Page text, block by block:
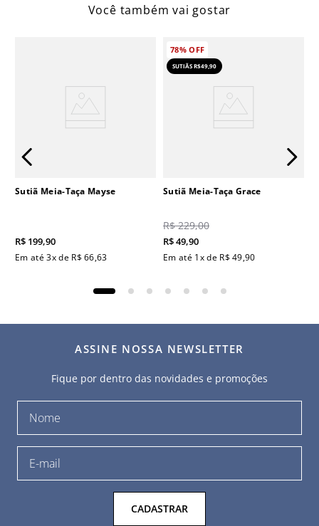
Você também vai gostar
Sutiã Meia-Taça Mayse
R$ 199,90
Em até3x de R$ 66,63
78%OFF
SUTIÃS R$49,90
Sutiã Meia-Taça Grace
R$ 229,00
R$49,90
Em até 1x de R$ 49,90
ASSINE NOSSA NEWSLETTER
Fique por dentro das novidades e promoções
CADASTRAR